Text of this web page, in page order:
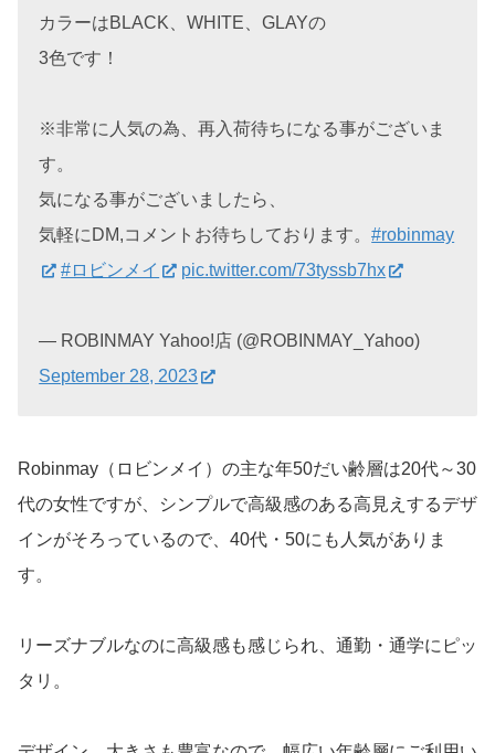
カラーはBLACK、WHITE、GLAYの
3色です！
※非常に人気の為、再入荷待ちになる事がございま
す。
気になる事がございましたら、
気軽にDM,コメントお待ちしております。#robinmay
#ロビンメイ
pic.twitter.com/73tyssb7hx
— ROBINMAY Yahoo!店 (@ROBINMAY_Yahoo)
September 28, 2023
Robinmay（ロビンメイ）の主な年50だい齢層は20代～30
代の女性ですが、シンプルで高級感のある高見えするデザ
インがそろっているので、40代・50にも人気がありま
す。
リーズナブルなのに高級感も感じられ、通勤・通学にピッ
タリ。